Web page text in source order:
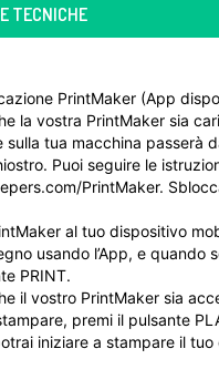
TECNICHE
PrintMaker (App
la vostra PrintMaker sia
sulla tua macchina passerà
Puoi seguire le
PrintMaker.
al tuo dispositivo
usando l’App, e quando
PRINT.
il vostro PrintMaker sia
premi il pulsante
iniziare a stampare il tuo